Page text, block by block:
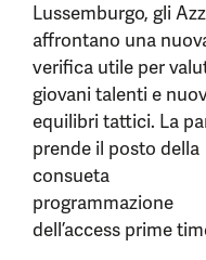
Lussemburgo, gli
affrontano una
verifica utile per
giovani talenti e
equilibri tattici. La
prende il posto della
consueta
programmazione
dell’access prime